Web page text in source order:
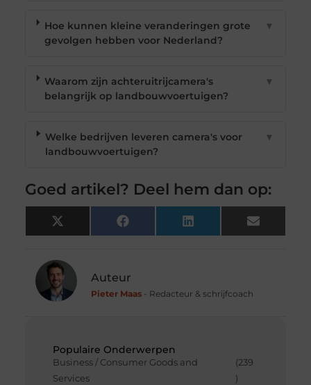
Populaire Onderwerpen
Business / Consumer Goods and
Services
(239
)
Hoe kunnen kleine veranderingen grote
gevolgen hebben voor Nederland?
▼
Waarom zijn achteruitrijcamera's
belangrijk op landbouwvoertuigen?
▼
Welke bedrijven leveren camera's voor
landbouwvoertuigen?
▼
Goed artikel? Deel hem dan op:
X
(Twitter)
Facebook LinkedIn Email
Auteur
Pieter Maas- Redacteur & schrijfcoach